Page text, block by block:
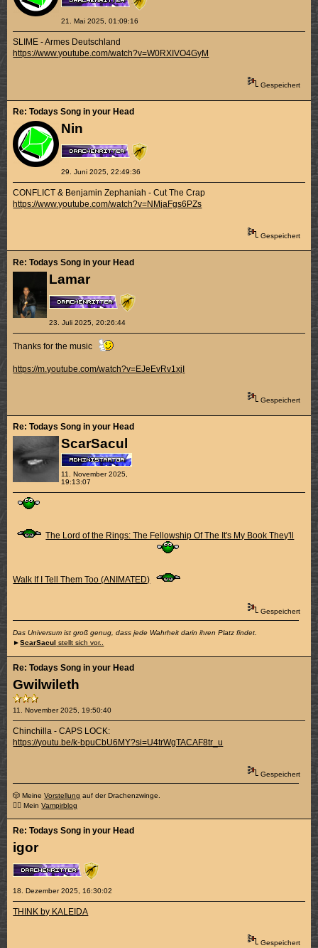
21. Mai 2025, 01:09:16
SLIME - Armes Deutschland
https://www.youtube.com/watch?v=W0RXIVO4GyM
Gespeichert
Nin
29. Juni 2025, 22:49:36
Re: Todays Song in your Head
CONFLICT & Benjamin Zephaniah - Cut The Crap
https://www.youtube.com/watch?v=NMjaFgs6PZs
Gespeichert
Lamar
23. Juli 2025, 20:26:44
Re: Todays Song in your Head
Thanks for the music
https://m.youtube.com/watch?v=EJeEvRv1xjI
Gespeichert
ScarSacul
11. November 2025,
19:13:07
Re: Todays Song in your Head
The Lord of the Rings: The Fellowship Of The It's My Book They'll
Walk If I Tell Them Too (ANIMATED)
Gespeichert
Das Universum ist groß genug, dass jede Wahrheit darin ihren Platz findet.
►ScarSacul stellt sich vor..
Gwilwileth
11. November 2025, 19:50:40
Re: Todays Song in your Head
Chinchilla - CAPS LOCK:
https://youtu.be/k-bpuCbU6MY?si=U4trWgTACAF8tr_u
Gespeichert
🎲 MeineVorstellung auf der Drachenzwinge.
🧛‍♂️ MeinVampirblog
igor
18. Dezember 2025, 16:30:02
Re: Todays Song in your Head
THINK by KALEIDA
Gespeichert